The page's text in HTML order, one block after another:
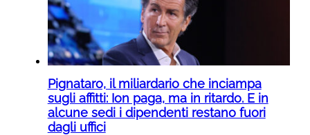
Pignataro, il miliardario che inciampa
sugli affitti: Ion paga, ma in ritardo. E in
alcune sedi i dipendenti restano fuori
dagli uffici